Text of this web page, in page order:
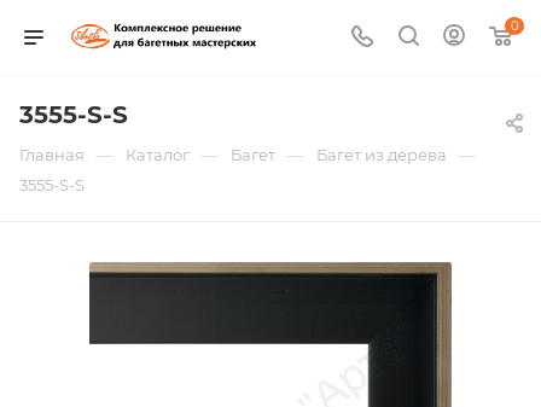
0
3555-S-S
Главная — Каталог — Багет — Багет из дерева —
3555-S-S